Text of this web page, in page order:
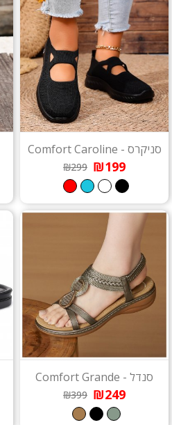
סניקרס - Comfort Caroline
₪199
₪299
סנדל - Comfort Grande
₪249
₪399